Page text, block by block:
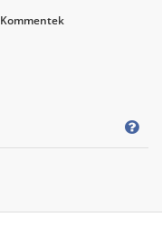
Kommentek